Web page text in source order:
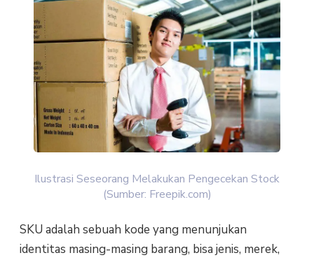
Ilustrasi Seseorang Melakukan Pengecekan Stock
(Sumber: Freepik.com)
SKU adalah sebuah kode yang menunjukan
identitas masing-masing barang, bisa jenis, merek,